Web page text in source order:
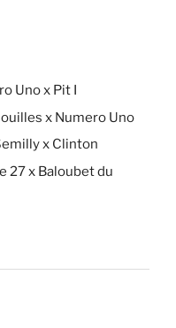
Uno x Pit I
x Numero Uno
x Clinton
27 x Baloubet du